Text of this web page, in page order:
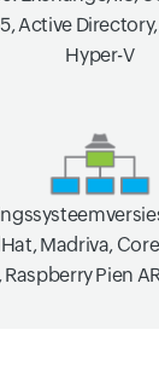
Active
Hyper-V
Madriva,
Pien